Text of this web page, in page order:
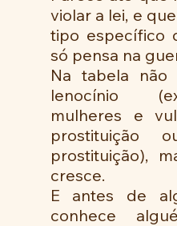
violar a lei, e
tipo específico
só pensa na
Na tabela não
lenocínio
mulheres e
prostituição
prostituição),
cresce.
E antes de
conhece